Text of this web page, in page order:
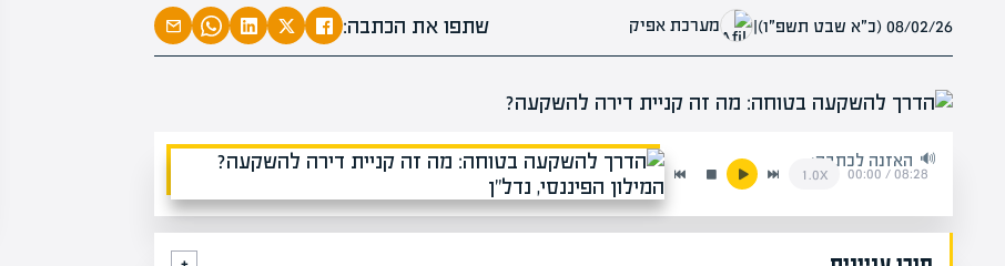
08/02/26 (כ״א שבט תשפ״ו) | מערכת אפיק שתפו את הכתבה:
האזנה לכתבה:
08:28
/
00:00
1.0x
מחכים לכם באתר